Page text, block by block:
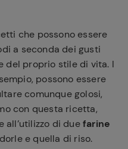
che possono essere
a seconda dei gusti
del proprio stile di vita. I
possono essere
comunque golosi,
con questa ricetta,
all’utilizzo di duefarine
e quella di riso.